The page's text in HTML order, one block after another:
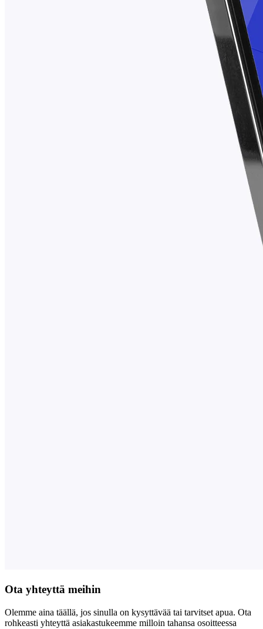
Ota yhteyttä meihin
Olemme aina täällä, jos sinulla on kysyttävää tai tarvitset apua. Ota
rohkeasti yhteyttä asiakastukeemme milloin tahansa osoitteessa